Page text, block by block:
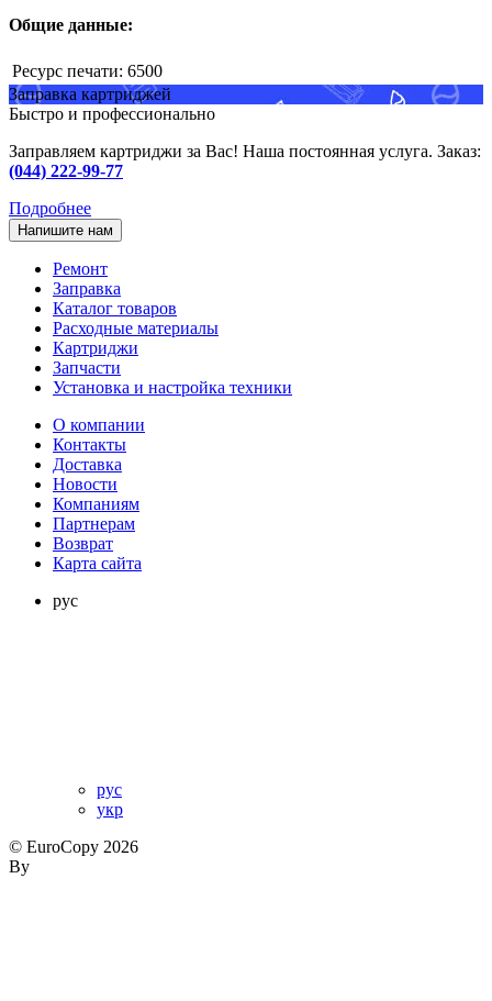
Общие данные:
Ресурс печати: 6500
Заправка картриджей
Быстро и профессионально
Заправляем картриджи за Вас! Наша постоянная услуга. Заказ:
(044) 222-99-77
Подробнее
Напишите нам
Ремонт
Заправка
Каталог товаров
Расходные материалы
Картриджи
Запчасти
Установка и настройка техники
О компании
Контакты
Доставка
Новости
Компаниям
Партнерам
Возврат
Карта сайта
рус
рус
укр
© EuroCopy 2026
By